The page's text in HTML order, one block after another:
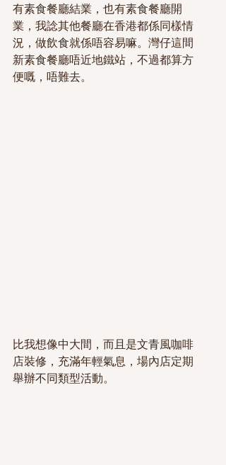
有素食餐廳結業，也有素食餐廳開
業，我諗其他餐廳在香港都係同樣情
況，做飲食就係唔容易嘛。灣仔這間
新素食餐廳唔近地鐵站，不過都算方
便嘅，唔難去。
比我想像中大間，而且是文青風咖啡
店裝修，充滿年輕氣息，場內店定期
舉辦不同類型活動。